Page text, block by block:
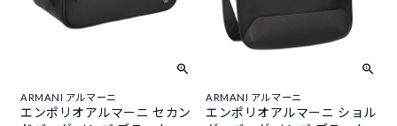
ARMANI アルマーニ
エンポリオアルマーニ セカン
ARMANI アルマーニ
エンポリオアルマーニ ショル